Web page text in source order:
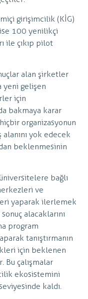
girişimcilik (KİG)
ise 100 yenilikçi
ile çıkıp pilot
alan şirketler
yeni gelişen
için
bakmaya karar
organizasyonun
yok edecek
beklenmesinin
bağlı
ve
yaparak ilerlemek
alacaklarını
program
tanıştırmanın
için beklenen
Bu çalışmalar
ekosistemini
kaldı.